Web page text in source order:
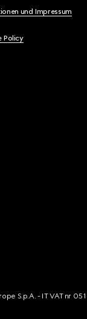
und Impressum
Policy
S.p.A. - IT VAT nr